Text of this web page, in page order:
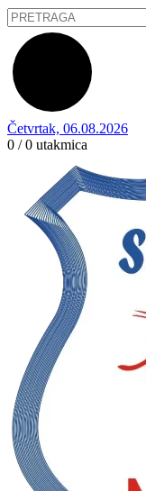
Četvrtak, 06.08.2026
0 / 0 utakmica